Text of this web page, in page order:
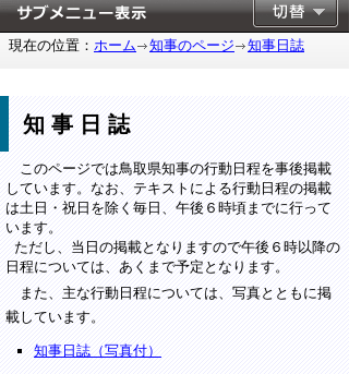
現在の位置： ホーム 知事のページ 知事日誌
知事日誌
このページでは鳥取県知事の行動日程を事後掲載
しています。なお、テキストによる行動日程の掲載
は土日・祝日を除く毎日、午後６時頃までに行って
います。
ただし、当日の掲載となりますので午後６時以降の
日程については、あくまで予定となります。
また、主な行動日程については、写真とともに掲
載しています。
知事日誌（写真付）